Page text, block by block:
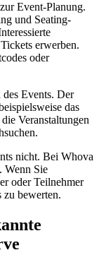
Event-Planung.
und Seating-
erwerben.
oder
Events. Der
das
Veranstaltungen
nicht. Bei Whova
Wenn Sie
oder Teilnehmer
zu bewerten.